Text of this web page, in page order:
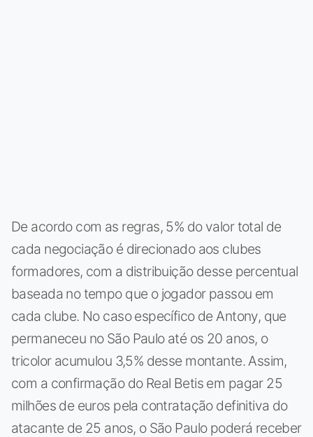
De acordo com as regras, 5% do valor total de
cada negociação é direcionado aos clubes
formadores, com a distribuição desse percentual
baseada no tempo que o jogador passou em
cada clube. No caso específico de Antony, que
permaneceu no São Paulo até os 20 anos, o
tricolor acumulou 3,5% desse montante. Assim,
com a confirmação do Real Betis em pagar 25
milhões de euros pela contratação definitiva do
atacante de 25 anos, o São Paulo poderá receber